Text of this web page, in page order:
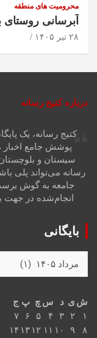
محرومیت های منطقه
آبرسانی روستای
۲۸ تیر ۱۴۰۵
درباره کتیج رسانه
کتیج رسانه، یک
پوشش جامع اخبار
سیستان و
رسانه می‌تواند پلی
جامعه به گوش
انجام‌شده در جهت
بایگانی
شی د س چ پ ج
۱ ۲ ۳ ۴ ۵ ۶
۷
۸
۹ ۱۰ ۱۱ ۱۲ ۱۳ ۱۴